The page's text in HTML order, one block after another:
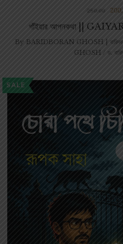
গাঁইয়ার আপনকথা ||
250.00
By BARIDBORAN GHOSH |
GHOSH / ড.
SALE